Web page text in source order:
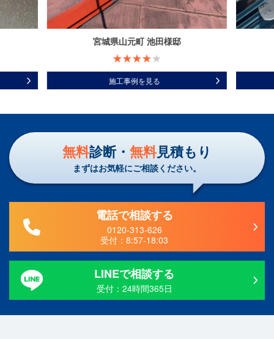
宮城県山元町 池田様邸
施工事例を見る
無料診断・ 無料見積もり
まずはお気軽にご相談ください。
電話で相談する
0120-313-626
受付：8:57-18:03
LINEで相談する
受付：24時間365日